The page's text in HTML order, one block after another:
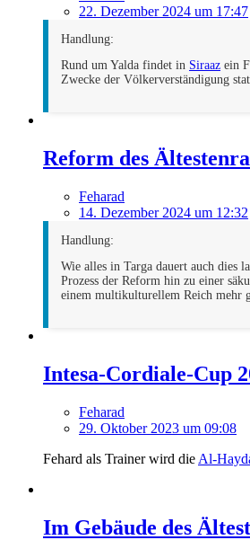
22. Dezember 2024 um 17:47
Handlung:
Rund um Yalda findet in Siraaz ein
Zwecke der Völkerverständigung
Reform des
Feharad
14. Dezember 2024 um 12:32
Handlung:
Wie alles in Targa dauert auch dies
Prozess der Reform hin zu einer
einem multikulturellem Reich mehr
Intesa-Cordiale-Cup
Feharad
29. Oktober 2023 um 09:08
Fehard als Trainer wird die Al-
Im Gebäude des